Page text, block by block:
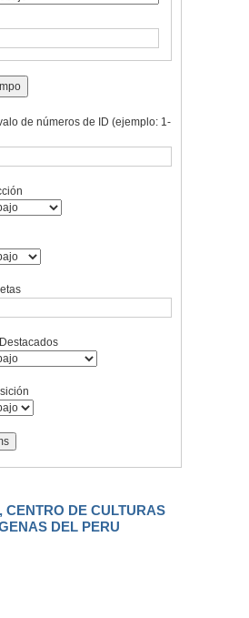
de números de ID (ejemplo: 1-
CENTRO DE CULTURAS
DEL PERU